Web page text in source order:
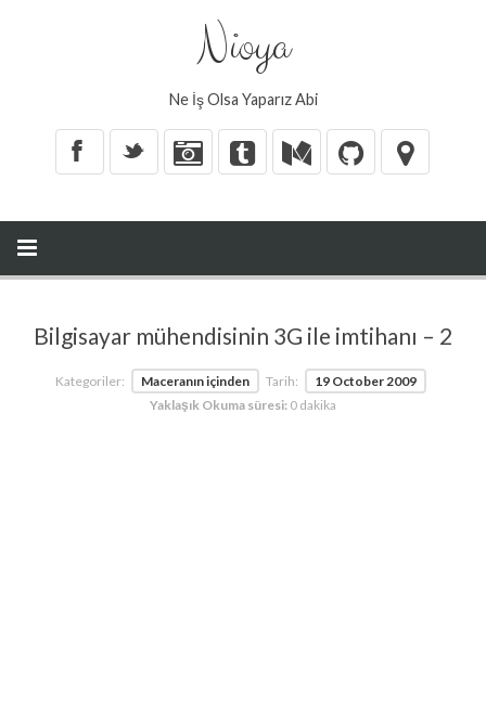
Nioya
Ne İş Olsa Yaparız Abi
X _
Bilgisayar mühendisinin 3G ile imtihanı – 2
Kategoriler: Maceranın içinden Tarih:
19 October 2009
Yaklaşık Okuma süresi: 0 dakika